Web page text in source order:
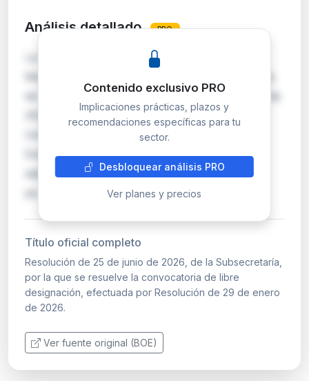
Análisis detallado PRO
La Subsecretaría de Política Territorial y
de libre designación anunciada el 29 de enero de
2026, adjudicando el puesto de Vocal Asesor
(nivel 30) en el Gabinete de la Secretaría de
Estado de Política Territorial en Madrid. El
adjudicatario, Miguel Ángel Arias Carrascosa,
pe…
Contenido exclusivo PRO
Implicaciones prácticas, plazos y
recomendaciones específicas para tu
sector.
Desbloquear análisis PRO
Ver planes y precios
Título oficial completo
Resolución de 25 de junio de 2026, de la Subsecretaría,
por la que se resuelve la convocatoria de libre
designación, efectuada por Resolución de 29 de enero
de 2026.
Ver fuente original (BOE)